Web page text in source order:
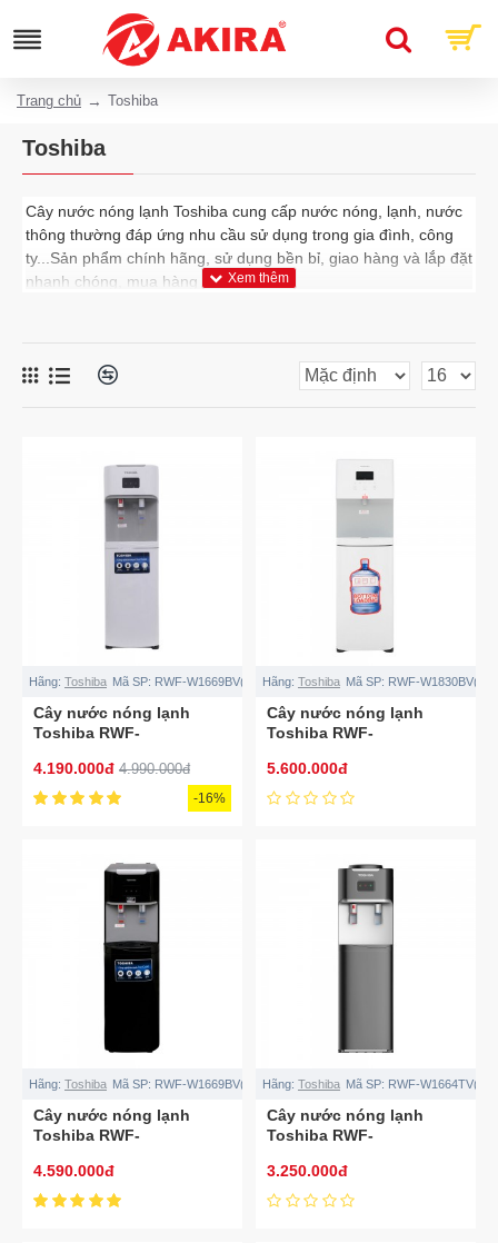
Trang chủ Toshiba
Toshiba
Cây nước nóng lạnh Toshiba cung cấp nước nóng, lạnh, nước
thông thường đáp ứng nhu cầu sử dụng trong gia đình, công
ty...Sản phẩm chính hãng, sử dụng bền bỉ, giao hàng và lắp đặt
nhanh chóng, mua hàng nhanh chóng
Hãng: Toshiba Mã SP: RWF-W1669BV(W1)
Cây nước nóng lạnh
Toshiba RWF-
4.190.000đ 4.990.000đ
-16%
Hãng: Toshiba Mã SP: RWF-W1830BV(W)
Cây nước nóng lạnh
Toshiba RWF-
5.600.000đ
Hãng: Toshiba Mã SP: RWF-W1669BV(K1)
Cây nước nóng lạnh
Toshiba RWF-
4.590.000đ
Hãng: Toshiba Mã SP: RWF-W1664TV(K1)
Cây nước nóng lạnh
Toshiba RWF-
3.250.000đ